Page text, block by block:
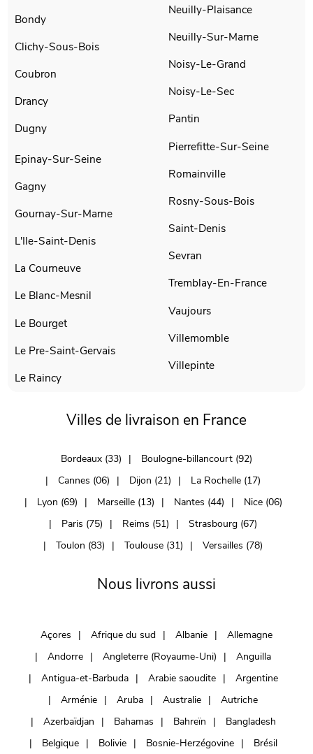
Bondy
Clichy-Sous-Bois
Coubron
Drancy
Dugny
Epinay-Sur-Seine
Gagny
Gournay-Sur-Marne
L'Ile-Saint-Denis
La Courneuve
Le Blanc-Mesnil
Le Bourget
Le Pre-Saint-Gervais
Le Raincy
Neuilly-Plaisance
Neuilly-Sur-Marne
Noisy-Le-Grand
Noisy-Le-Sec
Pantin
Pierrefitte-Sur-Seine
Romainville
Rosny-Sous-Bois
Saint-Denis
Sevran
Tremblay-En-France
Vaujours
Villemomble
Villepinte
Villes de livraison en France
Bordeaux (33)
Boulogne-billancourt (92)
Cannes (06)
Dijon (21)
La Rochelle (17)
Lyon (69)
Marseille (13) Nantes (44)
Nice (06)
Paris (75)
Reims (51)
Strasbourg (67)
Toulon (83)
Toulouse (31) Versailles (78)
Nous livrons aussi
Açores Afrique du sud Albanie
Allemagne
Andorre
Angleterre (Royaume-Uni)
Anguilla
Antigua-et-Barbuda
Arabie saoudite
Argentine
Arménie
Aruba Australie
Autriche
Azerbaïdjan
Bahamas Bahreïn
Bangladesh
Belgique
Bolivie Bosnie-Herzégovine
Brésil